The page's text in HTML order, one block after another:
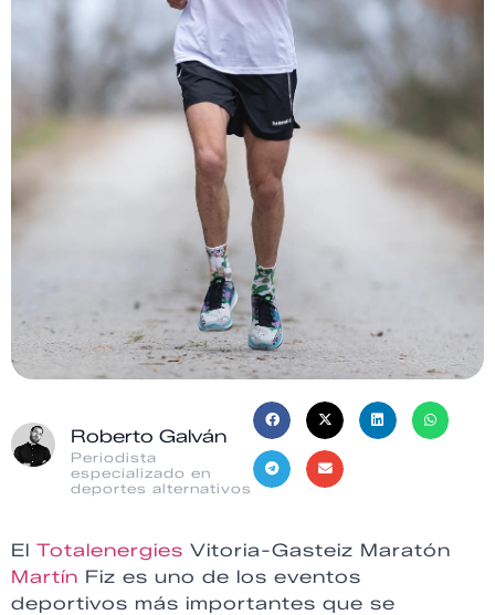
Roberto Galván
Periodista
especializado en
deportes alternativos
El Totalenergies Vitoria-Gasteiz Maratón
Martín Fiz es uno de los eventos
deportivos más importantes que se